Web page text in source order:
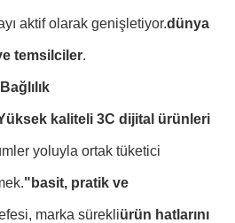
aktif olarak genişletiyor.dünya
temsilciler.
kaliteli 3C dijital ürünleri
yoluyla ortak tüketici
"basit, pratik ve
marka sürekliürün hatlarını